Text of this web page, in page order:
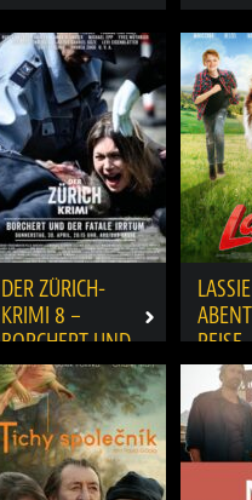
DER ZÜRICH-
KRIMI 8 –
BORCHERT UND
DER FATALE
IRRTUM
REISE